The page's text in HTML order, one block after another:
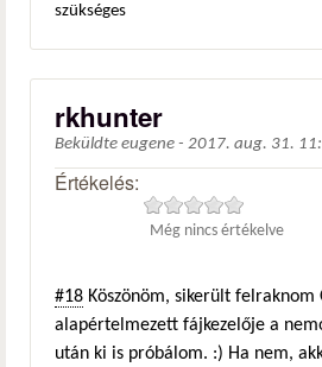
szükséges
rkhunter
Beküldte eugene - 2017. aug. 31.
Értékelés:
Még nincs értékelve
#18 Köszönöm, sikerült
alapértelmezett fájkezelője a
után ki is próbálom. :) Ha nem,